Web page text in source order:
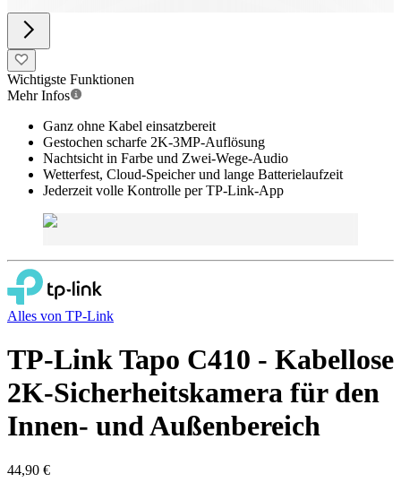
Wichtigste Funktionen
Mehr Infos
Ganz ohne Kabel einsatzbereit
Gestochen scharfe 2K-3MP-Auflösung
Nachtsicht in Farbe und Zwei-Wege-Audio
Wetterfest, Cloud-Speicher und lange Batterielaufzeit
Jederzeit volle Kontrolle per TP-Link-App
Alles von TP-Link
TP-Link Tapo C410 - Kabellose
2K-Sicherheitskamera für den
Innen- und Außenbereich
44,90 €